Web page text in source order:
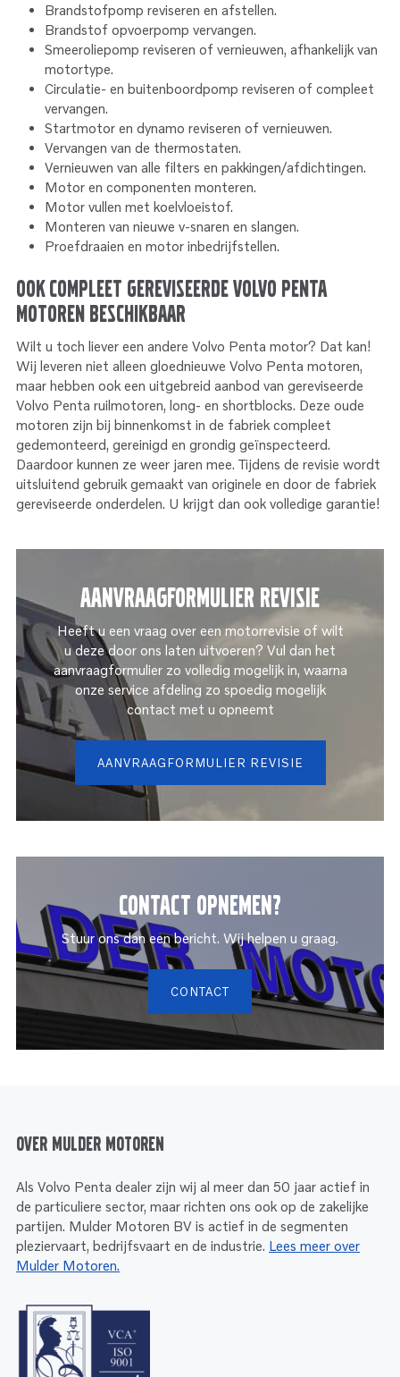
Brandstofpomp reviseren en afstellen.
Brandstof opvoerpomp vervangen.
Smeeroliepomp reviseren of vernieuwen, afhankelijk van
motortype.
Circulatie- en buitenboordpomp reviseren of compleet
vervangen.
Startmotor en dynamo reviseren of vernieuwen.
Vervangen van de thermostaten.
Vernieuwen van alle filters en pakkingen/afdichtingen.
Motor en componenten monteren.
Motor vullen met koelvloeistof.
Monteren van nieuwe v-snaren en slangen.
Proefdraaien en motor inbedrijfstellen.
Ook compleet gereviseerde Volvo Penta
motoren beschikbaar
Wilt u toch liever een andere Volvo Penta motor? Dat kan!
Wij leveren niet alleen gloednieuwe Volvo Penta motoren,
maar hebben ook een uitgebreid aanbod van gereviseerde
Volvo Penta ruilmotoren, long- en shortblocks. Deze oude
motoren zijn bij binnenkomst in de fabriek compleet
gedemonteerd, gereinigd en grondig geïnspecteerd.
Daardoor kunnen ze weer jaren mee. Tijdens de revisie wordt
uitsluitend gebruik gemaakt van originele en door de fabriek
gereviseerde onderdelen. U krijgt dan ook volledige garantie!
aanvraagformulier revisie
Heeft u een vraag over een motorrevisie of wilt
u deze door ons laten uitvoeren? Vul dan het
aanvraagformulier zo volledig mogelijk in, waarna
onze service afdeling zo spoedig mogelijk
contact met u opneemt
AANVRAAGFORMULIER REVISIE
Contact opnemen?
Stuur ons dan een bericht. Wij helpen u graag.
CONTACT
Over Mulder Motoren
Als Volvo Penta dealer zijn wij al meer dan 50 jaar actief in
de particuliere sector, maar richten ons ook op de zakelijke
partijen. Mulder Motoren BV is actief in de segmenten
pleziervaart, bedrijfsvaart en de industrie. Lees meer over
Mulder Motoren.